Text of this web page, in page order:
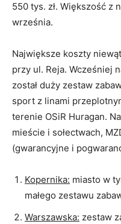
550 tys. zł. Większość z
września.
Największe koszty
przy ul. Reja. Wcześniej
został duży zestaw
sport z linami
terenie OSiR Huragan.
mieście i sołectwach,
(gwarancyjne i
Kopernika: miasto w
małego zestawu
Warszawska: zestaw